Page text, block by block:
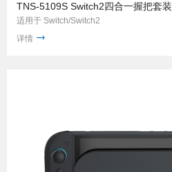
TNS-5109S Switch2四合一握把套装
适用于 Switch/Switch2
详情